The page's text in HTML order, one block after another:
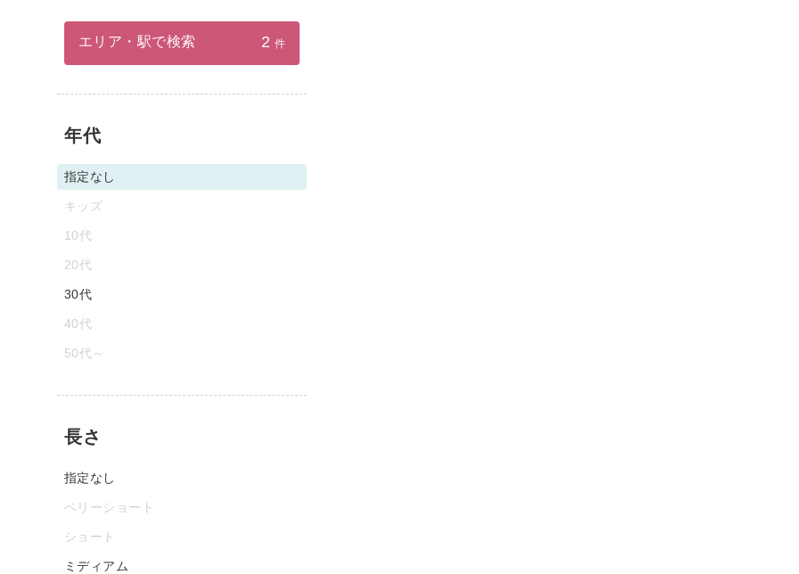
エリア・駅で検索 2 件
年代
指定なし
キッズ
10代
20代
30代
40代
50代～
長さ
指定なし
ベリーショート
ショート
ミディアム